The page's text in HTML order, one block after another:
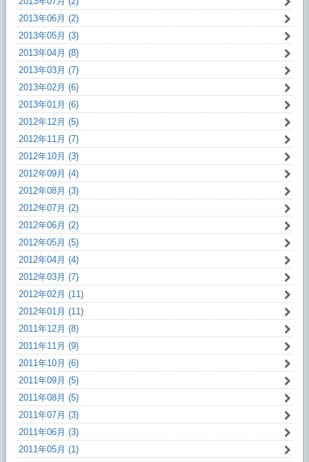
2013年06月 (2)
2013年05月 (3)
2013年04月 (8)
2013年03月 (7)
2013年02月 (6)
2013年01月 (6)
2012年12月 (5)
2012年11月 (7)
2012年10月 (3)
2012年09月 (4)
2012年08月 (3)
2012年07月 (2)
2012年06月 (2)
2012年05月 (5)
2012年04月 (4)
2012年03月 (7)
2012年02月 (11)
2012年01月 (11)
2011年12月 (8)
2011年11月 (9)
2011年10月 (6)
2011年09月 (5)
2011年08月 (5)
2011年07月 (3)
2011年06月 (3)
2011年05月 (1)